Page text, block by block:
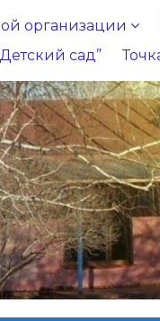
организации
сад”